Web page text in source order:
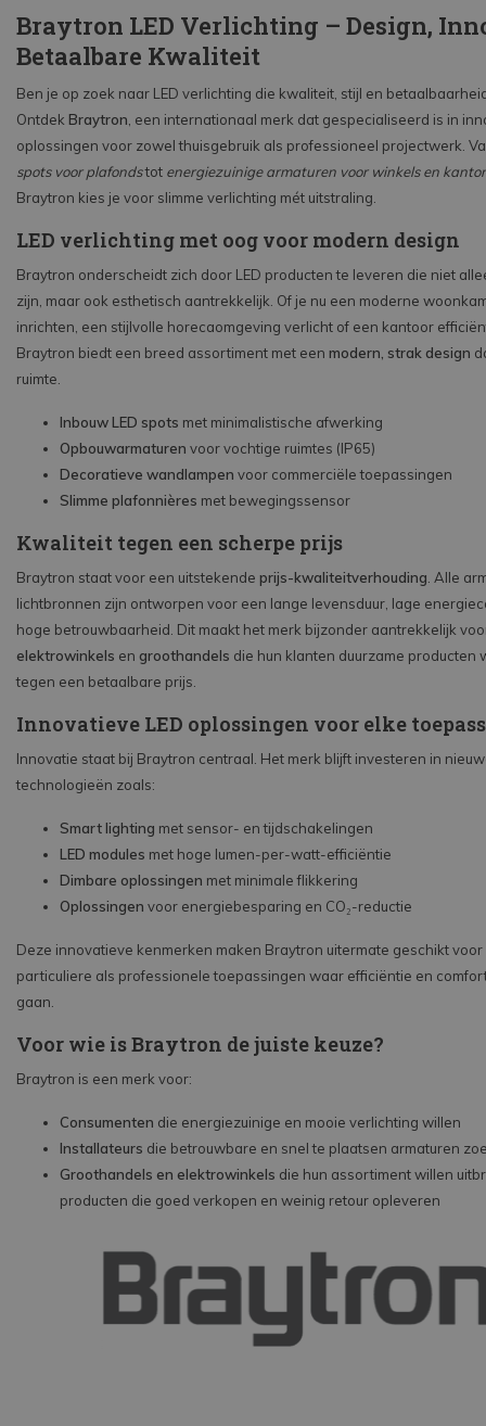
Braytron LED Verlichting – Design,
Betaalbare Kwaliteit
Ben je op zoek naar LED verlichting die kwaliteit, stijl en
Ontdek Braytron , een internationaal merk dat gespecialiseerd is in
oplossingen voor zowel thuisgebruik als professioneel projectwerk.
spots voor plafondstot energiezuinige armaturen voor winkels en
Braytron kies je voor slimme verlichting mét uitstraling.
LED verlichting met oog voor modern design
Braytron onderscheidt zich door LED producten te leveren die niet
zijn, maar ook esthetisch aantrekkelijk. Of je nu een moderne
inrichten, een stijlvolle horecaomgeving verlicht of een kantoor
Braytron biedt een breed assortiment met een modern, strak design
ruimte.
Inbouw LED spots met minimalistische afwerking
Opbouwarmaturen voor vochtige ruimtes (IP65)
Decoratieve wandlampen voor commerciële toepassingen
Slimme plafonnières met bewegingssensor
Kwaliteit tegen een scherpe prijs
Braytron staat voor een uitstekende prijs-kwaliteitverhouding . Alle
lichtbronnen zijn ontworpen voor een lange levensduur, lage
hoge betrouwbaarheid. Dit maakt het merk bijzonder aantrekkelijk
elektrowinkels en groothandels die hun klanten duurzame producten
tegen een betaalbare prijs.
Innovatieve LED oplossingen voor elke
Innovatie staat bij Braytron centraal. Het merk blijft investeren in
technologieën zoals:
Smart lighting met sensor- en tijdschakelingen
LED modules met hoge lumen-per-watt-efficiëntie
Dimbare oplossingen met minimale flikkering
Oplossingen voor energiebesparing en CO₂-reductie
Deze innovatieve kenmerken maken Braytron uitermate geschikt
particuliere als professionele toepassingen waar efficiëntie en
gaan.
Voor wie is Braytron de juiste keuze?
Braytron is een merk voor:
Consumenten die energiezuinige en mooie verlichting willen
Installateurs die betrouwbare en snel te plaatsen armaturen
Groothandels en elektrowinkels die hun assortiment willen
producten die goed verkopen en weinig retour opleveren